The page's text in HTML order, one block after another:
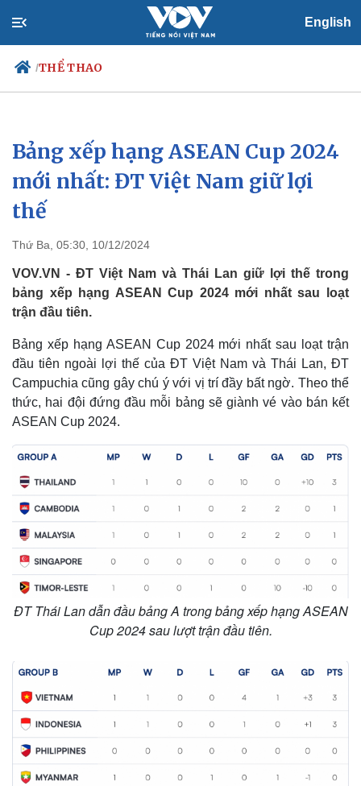
English
/THỂ THAO
Chính trị
Đảng
Tổ chức nhân sự
Quốc hội
Xã hội
Tin 24h
Dự báo thời tiết
Bảng xếp hạng ASEAN Cup 2024
mới nhất: ĐT Việt Nam giữ lợi
thế
Thứ Ba, 05:30, 10/12/2024
VOV.VN - ĐT Việt Nam và Thái Lan giữ lợi thế trong
bảng xếp hạng ASEAN Cup 2024 mới nhất sau loạt
trận đầu tiên.
Bảng xếp hạng ASEAN Cup 2024 mới nhất sau loạt trận
đầu tiên ngoài lợi thế của ĐT Việt Nam và Thái Lan, ĐT
Campuchia cũng gây chú ý với vị trí đầy bất ngờ. Theo thể
thức, hai đội đứng đầu mỗi bảng sẽ giành vé vào bán kết
ASEAN Cup 2024.
ĐT Thái Lan dẫn đầu bảng A trong bảng xếp hạng ASEAN
Cup 2024 sau lượt trận đầu tiên.